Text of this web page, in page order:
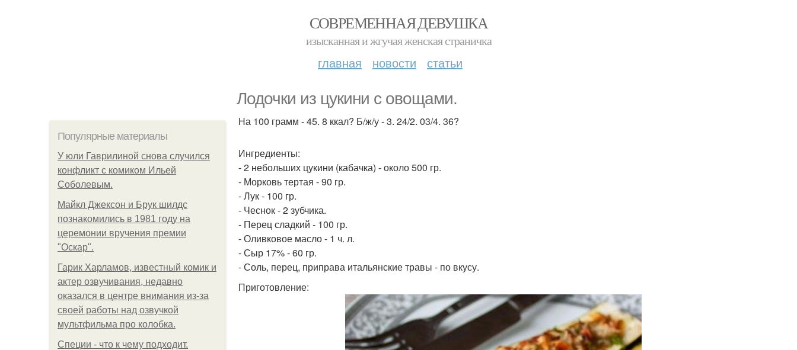
СОВРЕМЕННАЯ ДЕВУШКА
изысканная и жгучая женская страничка
главная новости статьи
Лодочки из цукини с овощами.
Популярные материалы
У юли Гаврилиной снова случился
конфликт с комиком Ильей
Соболевым.
Майкл Джексон и Брук шилдс
познакомились в 1981 году на
церемонии вручения премии
"Оскар".
Гарик Харламов, известный комик и
актер озвучивания, недавно
оказался в центре внимания из-за
своей работы над озвучкой
мультфильма про колобка.
Специи - что к чему подходит.
На 100 грамм - 45. 8 ккал? Б/ж/у - 3. 24/2. 03/4. 36?
Ингредиенты:
- 2 небольших цукини (кабачка) - около 500 гр.
- Морковь тертая - 90 гр.
- Лук - 100 гр.
- Чеснок - 2 зубчика.
- Перец сладкий - 100 гр.
- Оливковое масло - 1 ч. л.
- Сыр 17% - 60 гр.
- Соль, перец, приправа итальянские травы - по вкусу.
Приготовление: